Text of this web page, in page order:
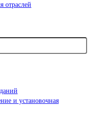
отраслей
и установочная